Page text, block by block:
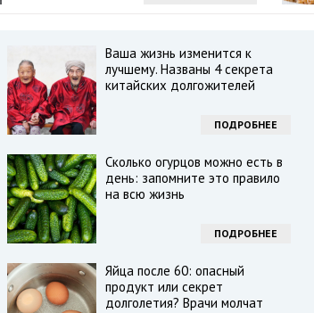
Ваша жизнь изменится к
лучшему. Названы 4 секрета
китайских долгожителей
ПОДРОБНЕЕ
Сколько огурцов можно есть в
день: запомните это правило
на всю жизнь
ПОДРОБНЕЕ
Яйца после 60: опасный
продукт или секрет
долголетия? Врачи молчат